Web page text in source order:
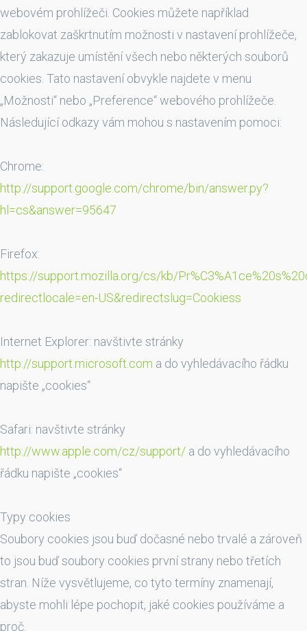
webovém prohlížeči. Cookies můžete například
zablokovat zaškrtnutím možnosti v nastavení prohlížeče,
který zakazuje umístění všech nebo některých souborů
cookies. Tato nastavení obvykle najdete v menu
„Možnosti“ nebo „Preference“ webového prohlížeče.
Následující odkazy vám mohou s nastavením pomoci:
Chrome:
http://support.google.com/chrome/bin/answer.py?
hl=cs&answer=95647
Firefox:
https://support.mozilla.org/cs/kb/
redirectlocale=en-US&redirectslug=Cookiess
Internet Explorer: navštivte stránky
http://support.microsoft.com a do vyhledávacího řádku
napište „cookies“
Safari: navštivte stránky
http://www.apple.com/cz/support/ a do vyhledávacího
řádku napište „cookies“
Typy cookies
Soubory cookies jsou buď dočasné nebo trvalé a zároveň
to jsou buď soubory cookies první strany nebo třetích
stran. Níže vysvětlujeme, co tyto termíny znamenají,
abyste mohli lépe pochopit, jaké cookies používáme a
proč.